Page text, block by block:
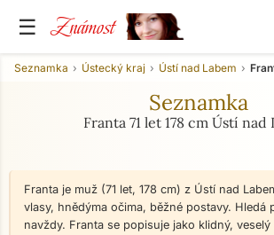
☰ Známost
Seznamka Ústecký kraj Ústí nad Labem
Seznamka
Franta 71 let 178 cm Ústí nad
Franta je muž (71 let, 178 cm) z Ústí nad
vlasy, hnědýma očima, běžné postavy. Hledá
navždy. Franta se popisuje jako klidný, veselý